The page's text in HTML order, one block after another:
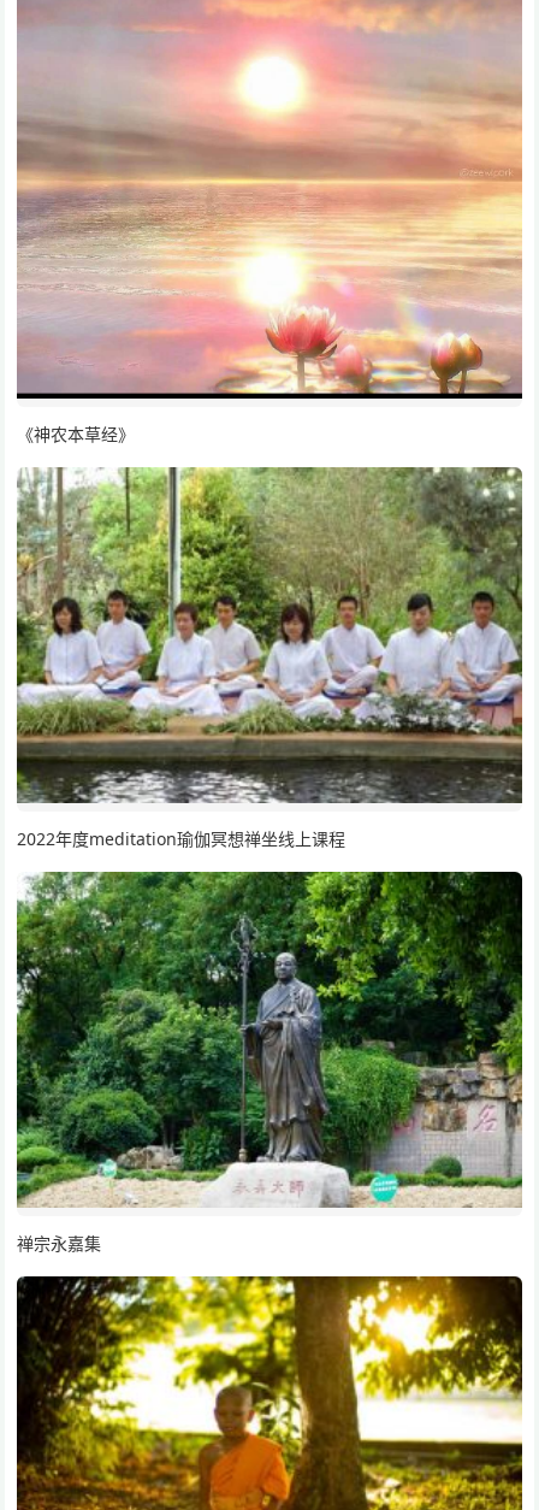
《神农本草经》
2022年度meditation瑜伽冥想禅坐线上课程
禅宗永嘉集